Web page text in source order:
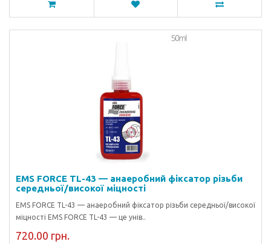
EMS FORCE TL-43 — анаеробний фіксатор різьби
середньої/високої міцності
EMS FORCE TL-43 — анаеробний фіксатор різьби середньої/високої
міцності EMS FORCE TL-43 — це унів..
720.00 грн.